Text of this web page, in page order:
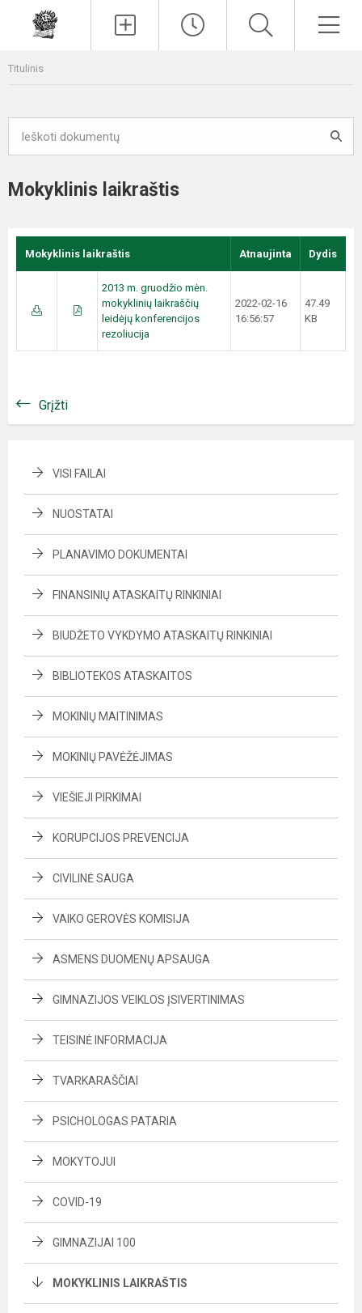
Titulinis
Mokyklinis laikraštis
Mokyklinis laikraštis Atnaujinta Dydis
2013 m. gruodžio mėn.
mokyklinių laikraščių
leidėjų konferencijos
rezoliucija
2022-02-16
16:56:57
47.49
KB
Grįžti
VISI FAILAI
NUOSTATAI
PLANAVIMO DOKUMENTAI
FINANSINIŲ ATASKAITŲ RINKINIAI
BIUDŽETO VYKDYMO ATASKAITŲ RINKINIAI
BIBLIOTEKOS ATASKAITOS
MOKINIŲ MAITINIMAS
MOKINIŲ PAVĖŽĖJIMAS
VIEŠIEJI PIRKIMAI
KORUPCIJOS PREVENCIJA
CIVILINĖ SAUGA
VAIKO GEROVĖS KOMISIJA
ASMENS DUOMENŲ APSAUGA
GIMNAZIJOS VEIKLOS ĮSIVERTINIMAS
TEISINĖ INFORMACIJA
TVARKARAŠČIAI
PSICHOLOGAS PATARIA
MOKYTOJUI
COVID-19
GIMNAZIJAI 100
MOKYKLINIS LAIKRAŠTIS